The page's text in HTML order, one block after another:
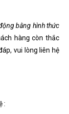
bằng hình thức
hàng còn thắc
vui lòng liên hệ
: